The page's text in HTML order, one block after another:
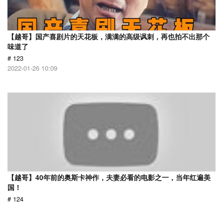
【越哥】国产喜剧片的天花板，满满的高级讽刺，再也拍不出那个
味道了
# 123
2022-01-26 10:09
【越哥】40年前的奥斯卡神作，夫妻必看的电影之一，当年红遍美
国！
# 124